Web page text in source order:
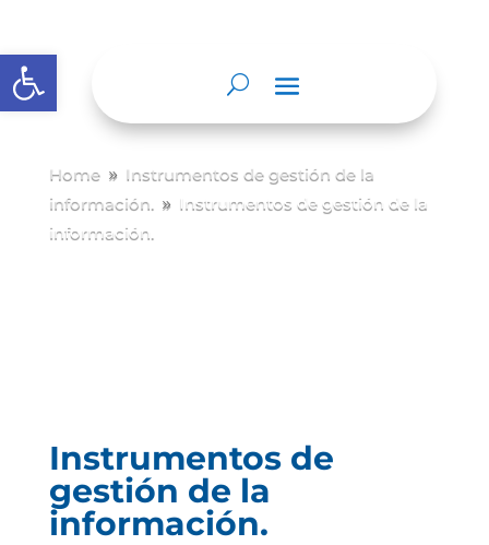
Abrir barra de herramientas
Home 9 Instrumentos de gestión de la
información.
9 Instrumentos de gestión de la
información.
Instrumentos de
gestión de la
información.